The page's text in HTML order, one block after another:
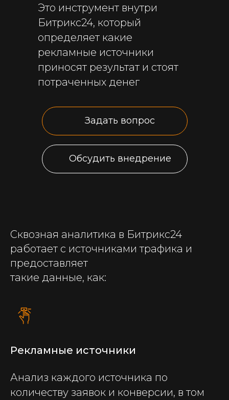
Это инструмент внутри
Битрикс24, который
определяет какие
рекламные источники
приносят результат и стоят
потраченных денег
Задать вопрос
Обсудить внедрение
Сквозная аналитика в Битрикс24
работает с источниками трафика и
предоставляет
такие данные, как:
Рекламные источники
Анализ каждого источника по
количеству заявок и конверсии, в том